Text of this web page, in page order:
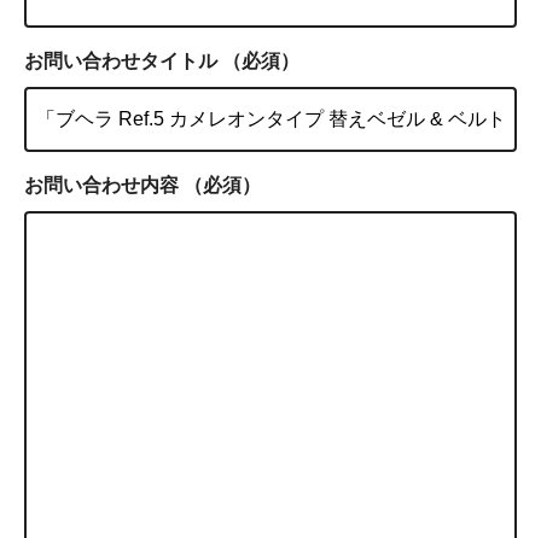
お問い合わせタイトル （必須）
お問い合わせ内容 （必須）